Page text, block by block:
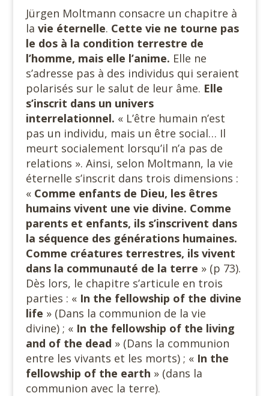
Jürgen Moltmann consacre un chapitre à
la vie éternelle. Cette vie ne tourne pas
le dos à la condition terrestre de
l’homme, mais elle l’anime. Elle ne
s’adresse pas à des individus qui seraient
polarisés sur le salut de leur âme. Elle
s’inscrit dans un univers
interrelationnel. « L’être humain n’est
pas un individu, mais un être social… Il
meurt socialement lorsqu’il n’a pas de
relations ». Ainsi, selon Moltmann, la vie
éternelle s’inscrit dans trois dimensions :
« Comme enfants de Dieu, les êtres
humains vivent une vie divine. Comme
parents et enfants, ils s’inscrivent dans
la séquence des générations humaines.
Comme créatures terrestres, ils vivent
dans la communauté de la terre » (p 73).
Dès lors, le chapitre s’articule en trois
parties : « In the fellowship of the divine
life » (Dans la communion de la vie
divine) ; « In the fellowship of the living
and of the dead » (Dans la communion
entre les vivants et les morts) ; « In the
fellowship of the earth » (dans la
communion avec la terre).